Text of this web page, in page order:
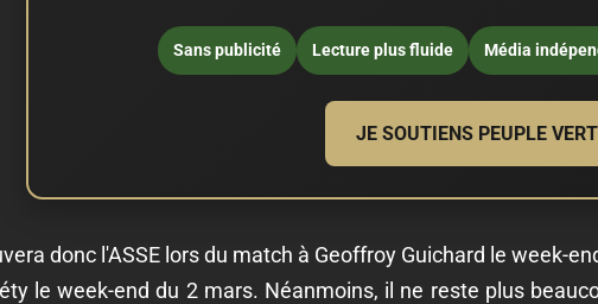
Sans publicité Lecture plus fluide Média
JE SOUTIENS PEUPLE VERT
donc l'ASSE lors du match à Geoffroy Guichard le week-
le week-end du 2 mars. Néanmoins, il ne reste plus